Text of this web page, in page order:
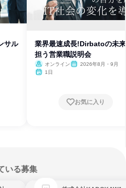
サル
業界最速成長!Dirbatoの未
担う営業職説明会
オンライン
2026年8月・9月
1日
お気に入り
いる募集